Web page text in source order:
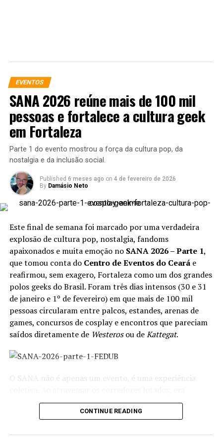
No fim do primeiro filme,Star Wars Episódio IV – Uma
não sabia descrever, “apenas sentir”.
E olhando ao redor, vi esse mesmo brilho no rosto dos
diversos estranhos que estavam ali, afinal, somos todos
apaixonados por essa saga.
E ainda rolaram mimos, sorteios de vários brindes
ligados ao universo de Star Wars, ao término de cada
exibição, um novo sorteio se iniciava.
A iniciativa de trazer o público de volta para o Cine São
Luiz é extremamente importante para a revitalização e
lotando salas, nos intervalos movimentando o Centrão,
conversando, foi algo incrível e que sempre deve
acontecer.
EVENTOS
SANA 2026 reúne mais de 100 mil
pessoas e fortalece a cultura geek
em Fortaleza
Parte 1 do evento mostrou a força da cultura pop, da
nostalgia e da inclusão social.
Published 6 meses ago on 4 de fevereiro de 2026
By Damásio Neto
Este final de semana foi marcado por uma verdadeira
explosão de cultura pop, nostalgia, fandoms
apaixonados e muita emoção no SANA 2026 – Parte 1,
que tomou conta do Centro de Eventos do Cearáe
reafirmou, sem exagero, Fortaleza como um dos grandes
polos geeks do Brasil. Foram três dias intensos (30 e 31
de janeiro e 1º de fevereiro) em que mais de 100 mil
pessoas circularam entre palcos, estandes, arenas de
games, concursos de cosplay e encontros que pareciam
saídos diretamente de Westerosou deKattegat.
O SANA não é apenas um evento, é uma experiência
impossível não se sentir em um multiverso vivo:
cosplayers impecáveis, famílias inteiras fantasiadas, fãs
programação que acontecia simultaneamente em vários
CONTINUE READING